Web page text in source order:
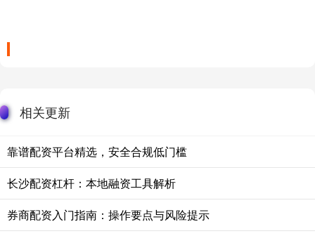
相关更新
靠谱配资平台精选，安全合规低门槛
长沙配资杠杆：本地融资工具解析
券商配资入门指南：操作要点与风险提示